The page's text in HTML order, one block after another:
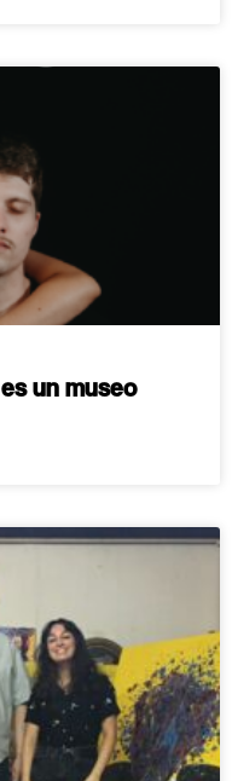
un museo